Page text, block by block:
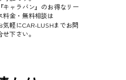
『キャラバン』のお得なリー
料金・無料相談は
気軽にCAR-LUSHまでお問
せ下さい。